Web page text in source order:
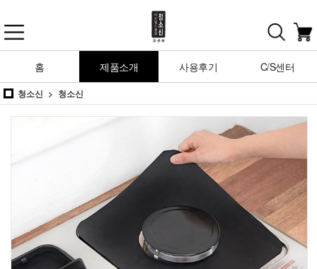
홈 제품소개 사용후기 C/S센터
청소신 청소신